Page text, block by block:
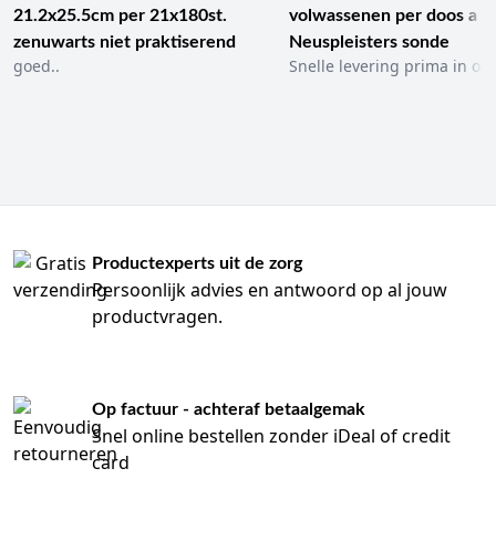
21.2x25.5cm per 21x180st.
zenuwarts niet praktiserend
goed..
volwassenen per doos a
Neuspleisters sonde
Snelle levering prima in
Productexperts uit de zorg
Persoonlijk advies en antwoord op al jouw
productvragen.
Op factuur - achteraf betaalgemak
Snel online bestellen zonder iDeal of credit
card